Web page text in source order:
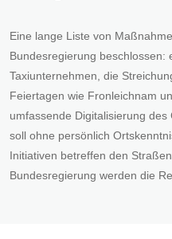
Eine lange Liste von
Bundesregierung beschlossen:
Taxiunternehmen, die
Feiertagen wie Fronleichnam
umfassende Digitalisierung
soll ohne persönlich
Initiativen betreffen den
Bundesregierung werden die